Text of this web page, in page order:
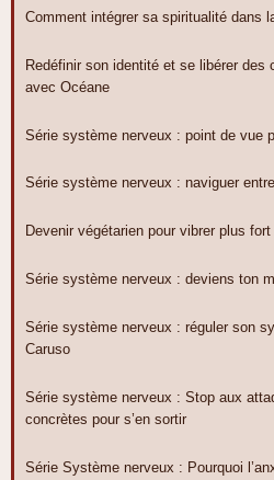
Comment intégrer sa spiritualité dans
Redéfinir son identité et se libérer des
avec Océane
Série système nerveux : point de vue
Série système nerveux : naviguer
Devenir végétarien pour vibrer plus fort
Série système nerveux : deviens ton
Série système nerveux : réguler son
Caruso
Série système nerveux : Stop aux
concrètes pour s’en sortir
Série Système nerveux : Pourquoi